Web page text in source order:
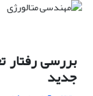
بررسی رفتار
جدید